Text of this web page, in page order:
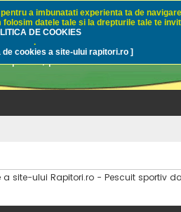
sportiv
pescuitul cu naluci
site-ului Rapitori.ro - Pescuit sportiv
a imbunatati experienta ta de
datele tale si la drepturile tale te
DE COOKIES
.
cookies a site-ului rapitori.ro ]